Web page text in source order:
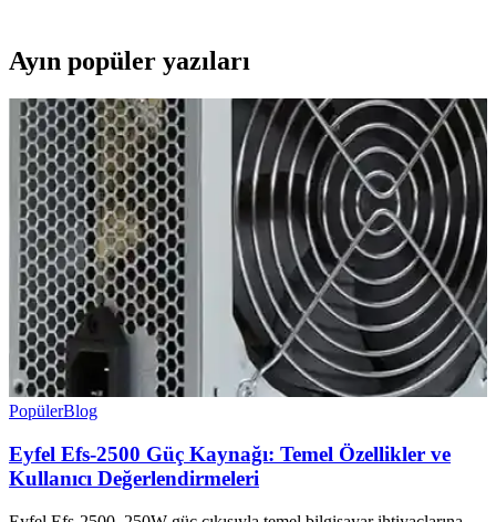
Ayın popüler yazıları
PopülerBlog
Eyfel Efs-2500 Güç Kaynağı: Temel Özellikler ve
Kullanıcı Değerlendirmeleri